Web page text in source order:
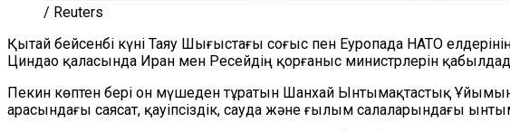
/ Reuters
Қытай бейсенбі күні Таяу Шығыстағы соғыс пен Еуропада НАТО
Циндао қаласында Иран мен Ресейдің қорғаныс министрлерін
Пекин көптен бері он мүшеден тұратын Шанхай Ынтымақтастық
арасындағы саясат, қауіпсіздік, сауда және ғылым салаларындағы